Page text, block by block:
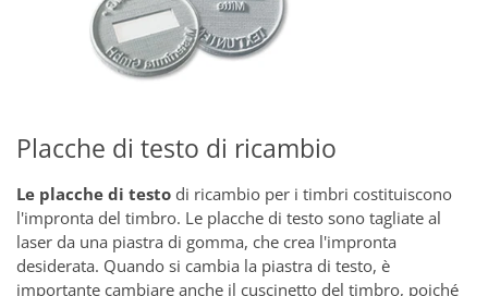
Placche di testo di ricambio
Le placche di testo di ricambio per i timbri costituiscono
l'impronta del timbro. Le placche di testo sono tagliate al
laser da una piastra di gomma, che crea l'impronta
desiderata. Quando si cambia la piastra di testo, è
importante cambiare anche il cuscinetto del timbro, poiché